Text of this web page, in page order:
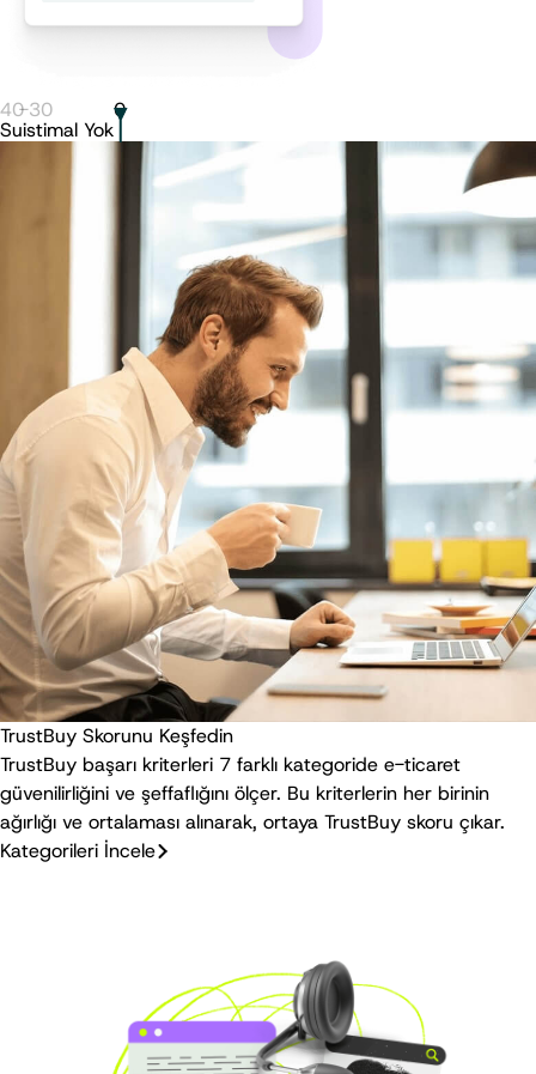
40-30
0
Suistimal Yok
TrustBuy Skorunu Keşfedin
TrustBuy başarı kriterleri 7 farklı kategoride e-ticaret
güvenilirliğini ve şeffaflığını ölçer. Bu kriterlerin her birinin
ağırlığı ve ortalaması alınarak, ortaya TrustBuy skoru çıkar.
Kategorileri İncele